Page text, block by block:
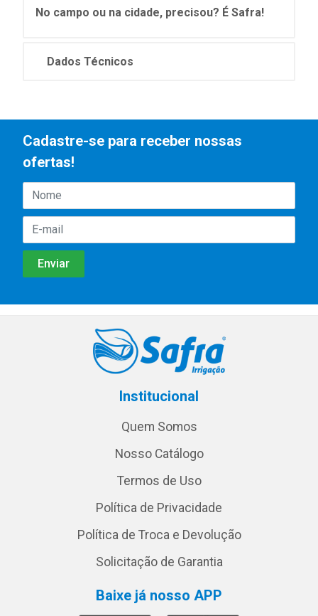
No campo ou na cidade, precisou? É Safra!
Dados Técnicos
Cadastre-se para receber nossas
ofertas!
Institucional
Quem Somos
Nosso Catálogo
Termos de Uso
Política de Privacidade
Política de Troca e Devolução
Solicitação de Garantia
Baixe já nosso APP